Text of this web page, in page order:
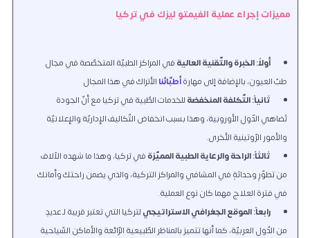
مميزات إجراء عملية الفيمتو ليزك في تركيا
أولاً: الخبرة والتّقنية العاليةفي المراكز الطبيّة المتخصّصة في مجال
طبّ العيون، بالإضافة إلى مهارةأطبّائناالأتراك في هذا المجال
ثانياً: التّكلفة المنخفضةللخدمات الطّبية في تركيا مع أنّ الجودة
تُضاهي الدّول الأوروبية، وهذا بسبب انخفاض التّكاليف الإداريّة والإعلانيّة
والأمور الرّوتينية الأخرى.
ثالثاً: الراحة والرعاية الطبية المميّزةفي تركيا، وهذا ما شهده الآلاف
من تطوّرٍ وحداثةٍ في المشافي والمراكز التركية، والذي يضمن راحتك وأمانك
في فترة العلاج مهما كان نوع العملية.
رابعاً: الموقع الجغرافي الاستراتيجيلتركيا التي تعتبر قريبة لـ عديدٍ
من الدّول العربيّة، كما أنها تتميز بالمناظر الطّبيعية الرّائعة والأماكن السّياحية